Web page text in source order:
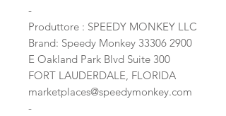
-
Produttore : SPEEDY MONKEY LLC
Brand: Speedy Monkey 33306 2900
E Oakland Park Blvd Suite 300
FORT LAUDERDALE, FLORIDA
marketplaces@speedymonkey.com
-